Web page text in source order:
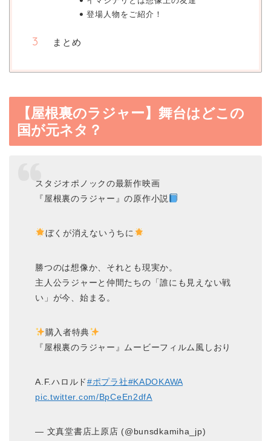
登場人物をご紹介！
まとめ
【屋根裏のラジャー】舞台はどこの
国が元ネタ？
スタジオポノックの最新作映画
『屋根裏のラジャー』の原作小説
ぼくが消えないうちに
勝つのは想像か、それとも現実か。
主人公ラジャーと仲間たちの「誰にも見えない戦
い」が今、始まる。
購入者特典
『屋根裏のラジャー』ムービーフィルム風しおり
A.F.ハロルド#ポプラ社#KADOKAWA
pic.twitter.com/BpCeEn2dfA
— 文真堂書店上原店 (@bunsdkamiha_jp)